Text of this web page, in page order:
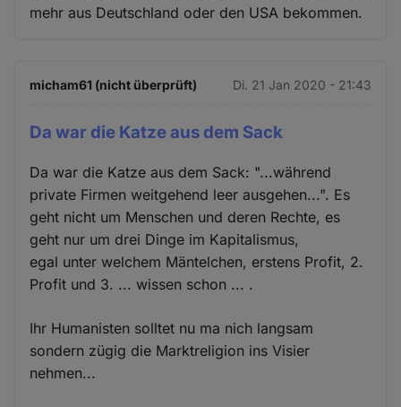
mehr aus Deutschland oder den USA bekommen.
micham61 (nicht überprüft) Di. 21 Jan 2020 - 21:43
Da war die Katze aus dem Sack
Da war die Katze aus dem Sack: "...während
private Firmen weitgehend leer ausgehen...". Es
geht nicht um Menschen und deren Rechte, es
geht nur um drei Dinge im Kapitalismus,
egal unter welchem Mäntelchen, erstens Profit, 2.
Profit und 3. ... wissen schon ... .
Ihr Humanisten solltet nu ma nich langsam
sondern zügig die Marktreligion ins Visier
nehmen...